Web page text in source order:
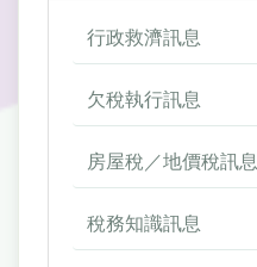
行政救濟訊息
欠稅執行訊息
房屋稅／地價稅訊息
稅務知識訊息